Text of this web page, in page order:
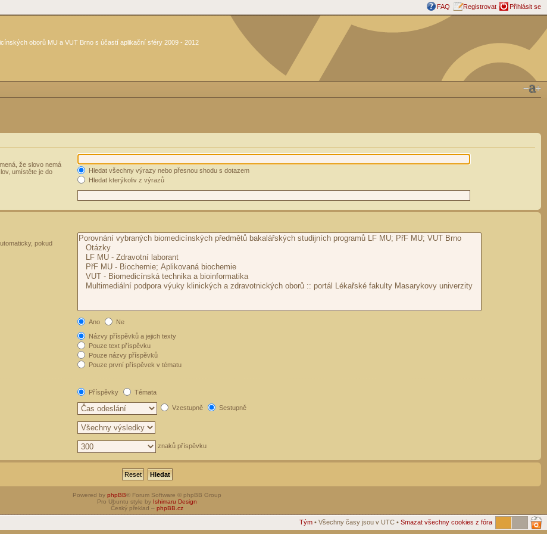
FAQ Registrovat Přihlásit se
oborů MU a VUT Brno s účastí aplikační sféry 2009 - 2012
že slovo nemá
umístěte je do
Hledat všechny výrazy nebo přesnou shodu s dotazem
Hledat kterýkoliv z výrazů
pokud
Ano
Ne
Názvy příspěvků a jejich texty
Pouze text příspěvku
Pouze názvy příspěvků
Pouze první příspěvek v tématu
Příspěvky
Témata
Vzestupně Sestupně
znaků příspěvku
Powered by phpBB® Forum Software © phpBB Group
Pro Ubuntu style by Ishimaru Design
Český překlad – phpBB.cz
Tým • Všechny časy jsou v UTC • Smazat všechny cookies z fóra